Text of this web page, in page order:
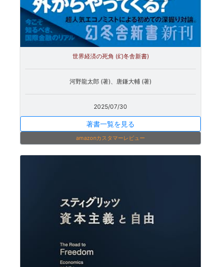
世界経済の死角 (幻冬舎新書)
河野龍太郎 (著)、唐鎌大輔 (著)
2025/07/30
著書一覧を見る
amazonカスタマーレビュー